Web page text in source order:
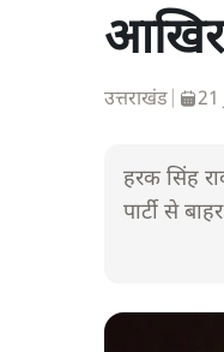
उत्तराखंड 21
हरक सिंह
पार्टी से